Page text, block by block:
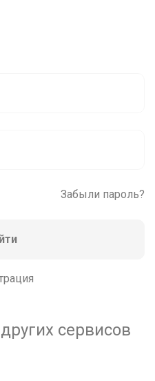
Забыли пароль?
сервисов